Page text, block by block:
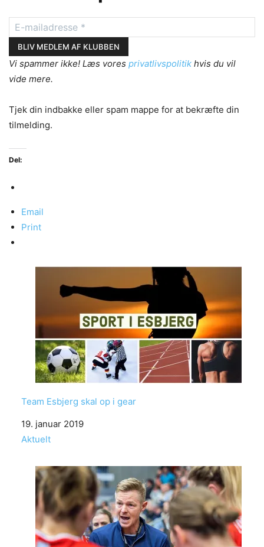
Vi spammer ikke! Læs vores privatlivspolitik hvis du vil
vide mere.
Tjek din indbakke eller spam mappe for at bekræfte din
tilmelding.
Del:
Email
Print
Team Esbjerg skal op i gear
Date
19. januar 2019
In relation to
Aktuelt